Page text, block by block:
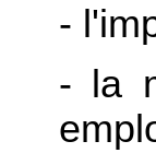
-
- la